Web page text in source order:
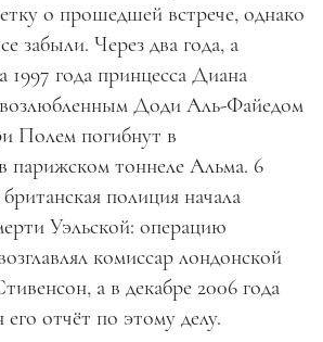
о прошедшей встрече, однако
забыли. Через два года, а
1997 года принцесса Диана
возлюбленным Доди Аль-Файедом
Полем погибнут в
парижском тоннеле Альма. 6
полиция начала
Уэльской: операцию
комиссар лондонской
а в декабре 2006 года
отчёт по этому делу.